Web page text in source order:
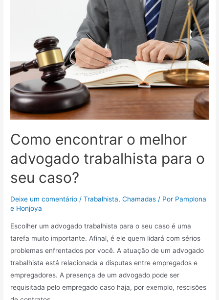
Como encontrar o melhor
advogado trabalhista para o
seu caso?
Deixe um comentário /Trabalhista,Chamadas / Por Pamplona
e Honjoya
Escolher um advogado trabalhista para o seu caso é uma
tarefa muito importante. Afinal, é ele quem lidará com sérios
problemas enfrentados por você. A atuação de um advogado
trabalhista está relacionada a disputas entre empregados e
empregadores. A presença de um advogado pode ser
requisitada pelo empregado caso haja, por exemplo, rescisões